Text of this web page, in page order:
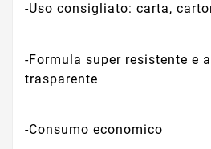
-Uso consigliato: carta,
-Formula super resistente e
trasparente
-Consumo economico